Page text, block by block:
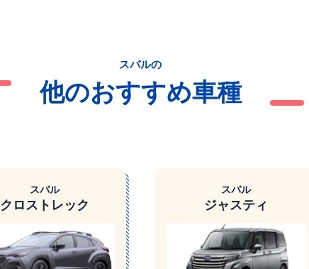
スバルの
他のおすすめ車種
スバル
クロストレック
スバル
ジャスティ